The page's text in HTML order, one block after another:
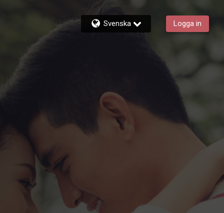
Svenska Logga in